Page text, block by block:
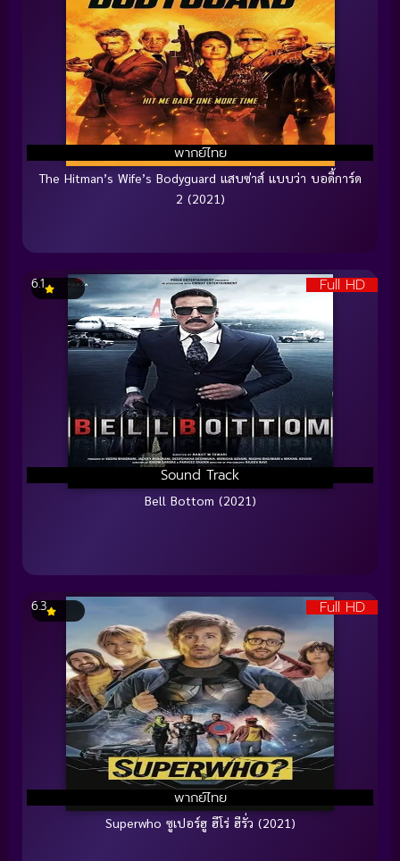
พากย์ไทย
The Hitman’s Wife’s Bodyguard แสบซ่าส์ แบบว่า บอดี้การ์ด
2 (2021)
Full HD
Sound Track
6.1
Bell Bottom (2021)
Full HD
พากย์ไทย
6.3
Superwho ซูเปอร์ฮู ฮีโร่ ฮีรั่ว (2021)